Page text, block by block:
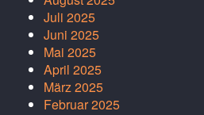
Juli 2025
Juni 2025
Mai 2025
April 2025
März 2025
Februar 2025